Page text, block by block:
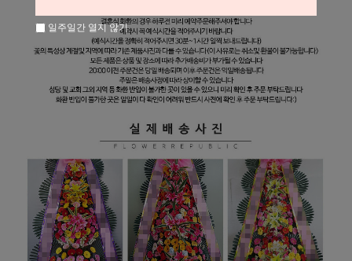
일주일간 열지 않기